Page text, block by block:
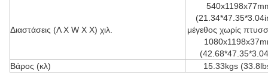
Διαστάσεις (Λ Χ W Χ Χ) χιλ.
μέγεθος χωρίς
Βάρος (κλ)
15.33kgs